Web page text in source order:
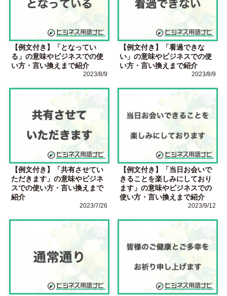
【例文付き】「となってい
る」の意味やビジネスでの使
い方・言い換えまで紹介
2023/8/9
【例文付き】「看過できな
い」の意味やビジネスでの使
い方・言い換えまで紹介
2023/8/9
【例文付き】「共有させてい
ただきます」の意味やビジネ
スでの使い方・言い換えまで
紹介
2023/7/26
【例文付き】「当日お会いで
きることを楽しみにしており
ます」の意味やビジネスでの
使い方・言い換えまで紹介
2023/9/12